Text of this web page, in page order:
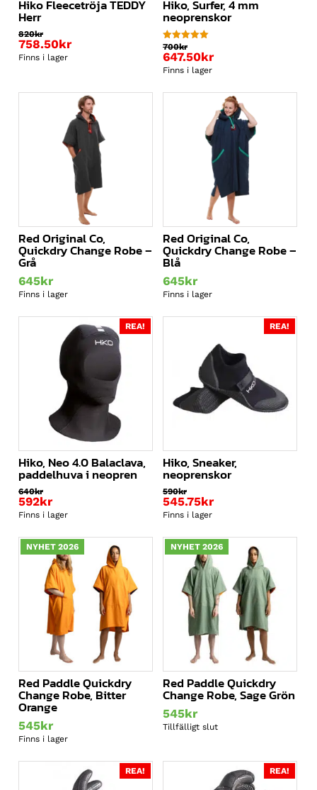
Hiko Fleecetröja TEDDY 
Herr
820kr
758.50kr
Finns i lager
Hiko, Surfer, 4 mm
neoprenskor
Betygsatt
5.00
av 5
700kr
647.50kr
Finns i lager
Red Original Co,
Quickdry Change Robe –
Grå
645kr
Finns i lager
Red Original Co,
Quickdry Change Robe –
Blå
645kr
Finns i lager
Hiko, Neo 4.0 Balaclava,
paddelhuva i neopren
640kr
592kr
REA!
Finns i lager
Hiko, Sneaker,
neoprenskor
590kr
545.75kr
REA!
Finns i lager
NYHET 2026
Red Paddle Quickdry
Change Robe, Bitter
Orange
545kr
Finns i lager
NYHET 2026
Red Paddle Quickdry
Change Robe, Sage Grön
545kr
Tillfälligt slut
REA! REA!